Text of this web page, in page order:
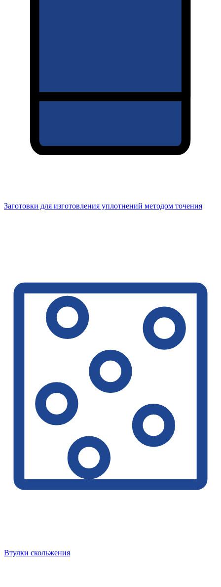
Заготовки для изготовления уплотнений методом точения
Втулки скольжения